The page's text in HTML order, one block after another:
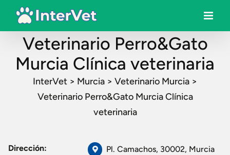
Veterinario Perro&Gato
Murcia Clínica veterinaria
InterVet > Murcia > Veterinario Murcia >
Veterinario Perro&Gato Murcia Clínica
veterinaria
Dirección: Pl. Camachos, 30002, Murcia